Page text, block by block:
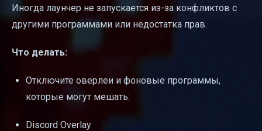
Иногда лаунчер не запускается из-за конфликтов с
другими программами или недостатка прав.
Что делать:
Отключите оверлеи и фоновые программы,
которые могут мешать:
Discord Overlay